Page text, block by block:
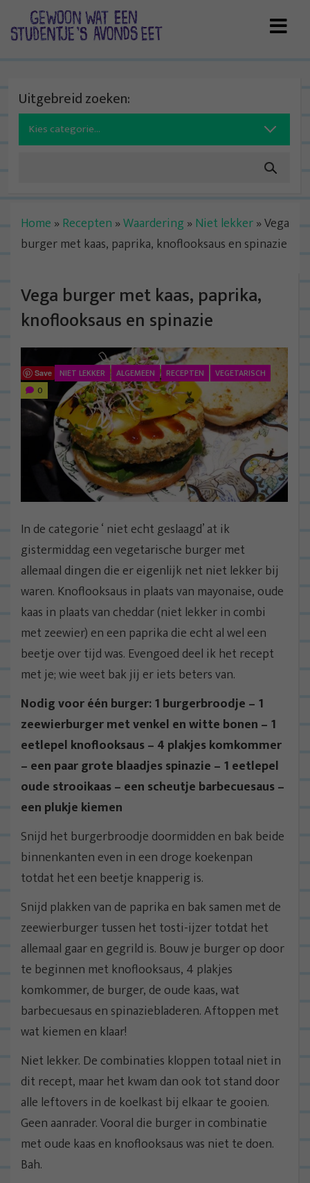
Uitgebreid zoeken:
Search
for:
Home » Recepten »Waardering» Niet lekker»Vega
burger met kaas, paprika, knoflooksaus en spinazie
Vega burger met kaas, paprika,
knoflooksaus en spinazie
Save NIET LEKKER ALGEMEEN RECEPTEN
VEGETARISCH
0
In de categorie ‘ niet echt geslaagd’ at ik
gistermiddag een vegetarische burger met
allemaal dingen die er eigenlijk net niet lekker bij
waren. Knoflooksaus in plaats van mayonaise, oude
kaas in plaats van cheddar (niet lekker in combi
met zeewier) en een paprika die echt al wel een
beetje over tijd was. Evengoed deel ik het recept
met je; wie weet bak jij er iets beters van.
Nodig voor één burger: 1 burgerbroodje – 1
zeewierburger met venkel en witte bonen – 1
eetlepel knoflooksaus – 4 plakjes komkommer
– een paar grote blaadjes spinazie – 1 eetlepel
oude strooikaas – een scheutje barbecuesaus –
een plukje kiemen
Snijd het burgerbroodje doormidden en bak beide
binnenkanten even in een droge koekenpan
totdat het een beetje knapperig is.
Snijd plakken van de paprika en bak samen met de
zeewierburger tussen het tosti-ijzer totdat het
allemaal gaar en gegrild is. Bouw je burger op door
te beginnen met knoflooksaus, 4 plakjes
komkommer, de burger, de oude kaas, wat
barbecuesaus en spinaziebladeren. Aftoppen met
wat kiemen en klaar!
Niet lekker. De combinaties kloppen totaal niet in
dit recept, maar het kwam dan ook tot stand door
alle leftovers in de koelkast bij elkaar te gooien.
Geen aanrader. Vooral die burger in combinatie
met oude kaas en knoflooksaus was niet te doen.
Bah.